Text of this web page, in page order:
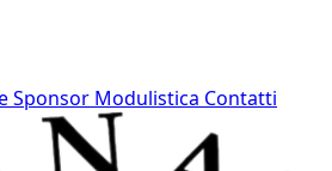
Sponsor Modulistica Contatti